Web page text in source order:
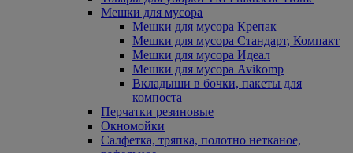
Мешки для мусора
Мешки для мусора Крепак
Мешки для мусора Стандарт, Компакт
Мешки для мусора Идеал
Мешки для мусора Avikomp
Вкладыши в бочки, пакеты для
компоста
Перчатки резиновые
Окномойки
Салфетка, тряпка, полотно нетканое,